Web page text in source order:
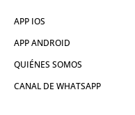
APP IOS
APP ANDROID
QUIÉNES SOMOS
CANAL DE WHATSAPP